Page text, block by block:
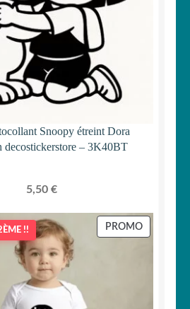
Snoopy étreint Dora
decostickerstore – 3K40BT
5,50 €
!! PROMOPRODUIT